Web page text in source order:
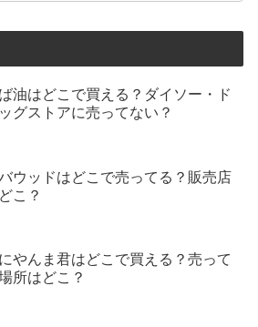
油はどこで買える？ダイソー・ド
グストアに売ってない？
ウッドはどこで売ってる？販売店
こ？
やんま君はどこで買える？売って
所はどこ？